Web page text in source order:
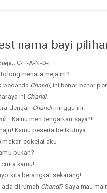
nama bayi
C-H-A-N-D-I
menata meja ini?
becanda Chandi, ini benar-benar
ini Chandi.
dengan Chandiminggu ini.
.. Kamu mendengarkan saya?!!
Kamu peserta berikutnya..
makan cokelat aku
bukan?
cinta kamu!
kita berangkat sekarang!
di rumah Chandi? Saya mau